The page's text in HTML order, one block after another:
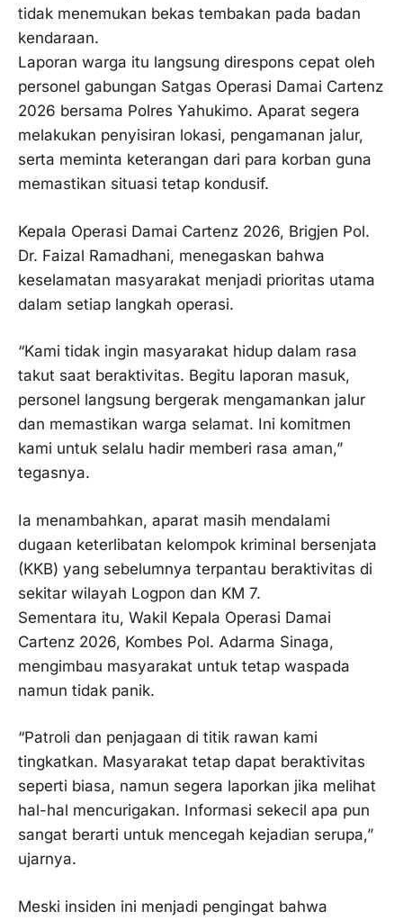
tidak menemukan bekas tembakan pada badan
kendaraan.
Laporan warga itu langsung direspons cepat oleh
personel gabungan Satgas Operasi Damai Cartenz
2026 bersama Polres Yahukimo. Aparat segera
melakukan penyisiran lokasi, pengamanan jalur,
serta meminta keterangan dari para korban guna
memastikan situasi tetap kondusif.
Kepala Operasi Damai Cartenz 2026, Brigjen Pol.
Dr. Faizal Ramadhani, menegaskan bahwa
keselamatan masyarakat menjadi prioritas utama
dalam setiap langkah operasi.
“Kami tidak ingin masyarakat hidup dalam rasa
takut saat beraktivitas. Begitu laporan masuk,
personel langsung bergerak mengamankan jalur
dan memastikan warga selamat. Ini komitmen
kami untuk selalu hadir memberi rasa aman,”
tegasnya.
Ia menambahkan, aparat masih mendalami
dugaan keterlibatan kelompok kriminal bersenjata
(KKB) yang sebelumnya terpantau beraktivitas di
sekitar wilayah Logpon dan KM 7.
Sementara itu, Wakil Kepala Operasi Damai
Cartenz 2026, Kombes Pol. Adarma Sinaga,
mengimbau masyarakat untuk tetap waspada
namun tidak panik.
“Patroli dan penjagaan di titik rawan kami
tingkatkan. Masyarakat tetap dapat beraktivitas
seperti biasa, namun segera laporkan jika melihat
hal-hal mencurigakan. Informasi sekecil apa pun
sangat berarti untuk mencegah kejadian serupa,”
ujarnya.
Meski insiden ini menjadi pengingat bahwa